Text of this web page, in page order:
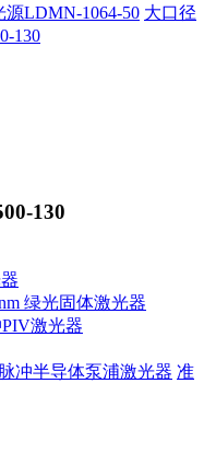
源LDMN-1064-50 大口径
130
130
绿光固体激光器
激光器
脉冲半导体泵浦激光器 准